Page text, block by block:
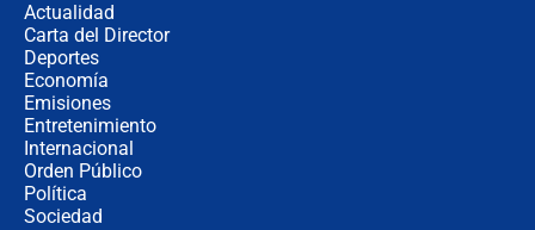
Actualidad
Carta del Director
Deportes
Economía
Emisiones
Entretenimiento
Internacional
Orden Público
Política
Sociedad